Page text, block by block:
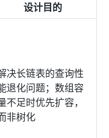
设计目的
决长链表的查询性
退化问题；数组容
不足时优先扩容，
非树化